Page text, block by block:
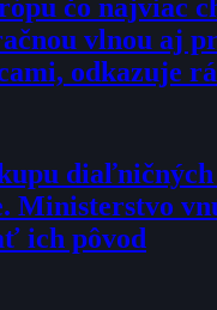
čo najviac
vlnou aj
odkazuje
Ministerstvo
ich pôvod